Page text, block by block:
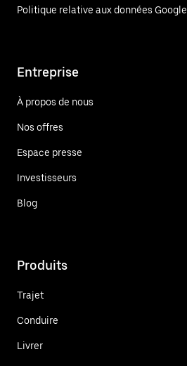
Politique relative aux données Google
Entreprise
À propos de nous
Nos offres
Espace presse
Investisseurs
Blog
Produits
Trajet
Conduire
Livrer